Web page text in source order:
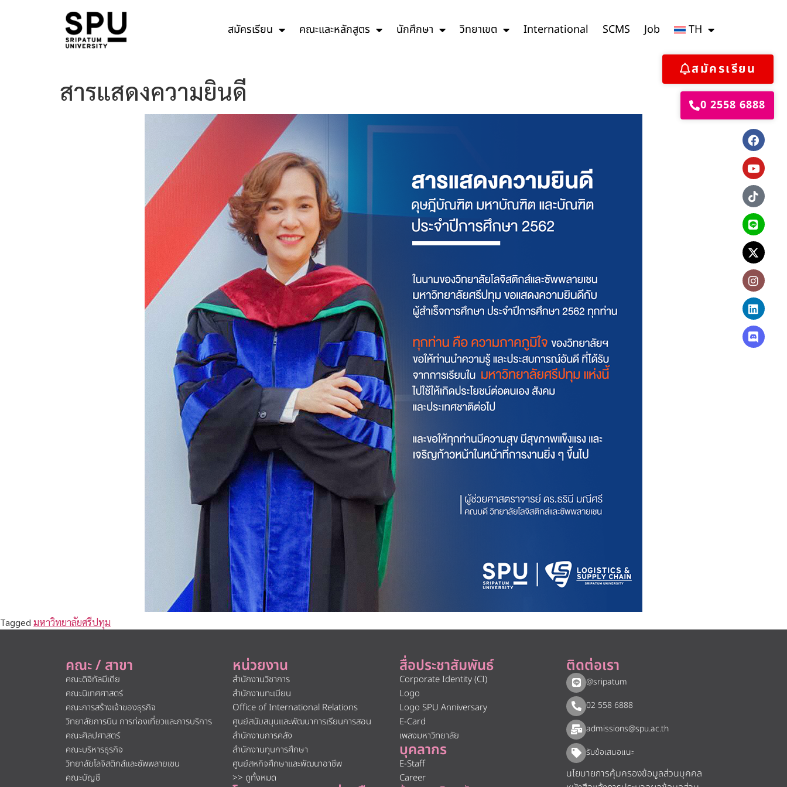
สมัครเรียน คณะและหลักสูตร นักศึกษา วิทยาเขต International SCMS Job TH
สมัครเรียน
0 2558 6888
สารแสดงความยินดี
Tagged มหาวิทยาลัยศรีปทุม
คณะ / สาขา
คณะดิจิทัลมีเดีย
คณะนิเทศศาสตร์
คณะการสร้างเจ้าของธุรกิจ
วิทยาลัยการบิน การท่องเที่ยวและการบริการ
คณะศิลปศาสตร์
คณะบริหารธุรกิจ
วิทยาลัยโลจิสติกส์และซัพพลายเชน
คณะบัญชี
หน่วยงาน
สำนักงานวิชาการ
สำนักงานทะเบียน
Office of International Relations
ศูนย์สนับสนุนและพัฒนาการเรียนการสอน
สำนักงานการคลัง
สำนักงานทุนการศึกษา
ศูนย์สหกิจศึกษาและพัฒนาอาชีพ
>> ดูทั้งหมด
สื่อประชาสัมพันธ์
Corporate Identity (CI)
Logo
Logo SPU Anniversary
E-Card
เพลงมหาวิทยาลัย
บุคลากร
E-Staff
Career
ติดต่อเรา
@sripatum
02 558 6888
admissions@spu.ac.th
รับข้อเสนอแนะ​
นโยบายการคุ้มครองข้อมูลส่วนบุคคล